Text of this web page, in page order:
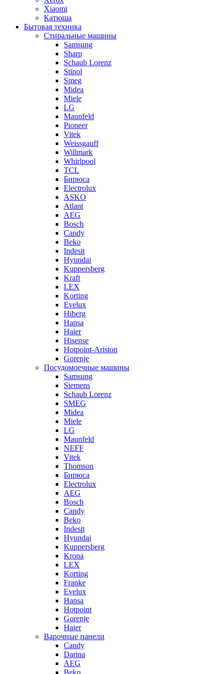
Xiaomi
Катюша
Бытовая техника
Стиральные машины
Samsung
Sharp
Schaub Lorenz
Stinol
Smeg
Midea
Miele
LG
Maunfeld
Pioneer
Vitek
Weissgauff
Willmark
Whirlpool
TCL
Бирюса
Electrolux
ASKO
Atlant
AEG
Bosch
Candy
Beko
Indesit
Hyundai
Kuppersberg
Kraft
LEX
Korting
Evelux
Hiberg
Hansa
Haier
Hisense
Hotpoint-Ariston
Gorenje
Посудомоечные машины
Samsung
Siemens
Schaub Lorenz
SMEG
Midea
Miele
LG
Maunfeld
NEFF
Vitek
Thomson
Бирюса
Electrolux
AEG
Bosch
Candy
Beko
Indesit
Hyundai
Kuppersberg
Krona
LEX
Korting
Franke
Evelux
Hansa
Hotpoint
Gorenje
Haier
Варочные панели
Candy
Darina
AEG